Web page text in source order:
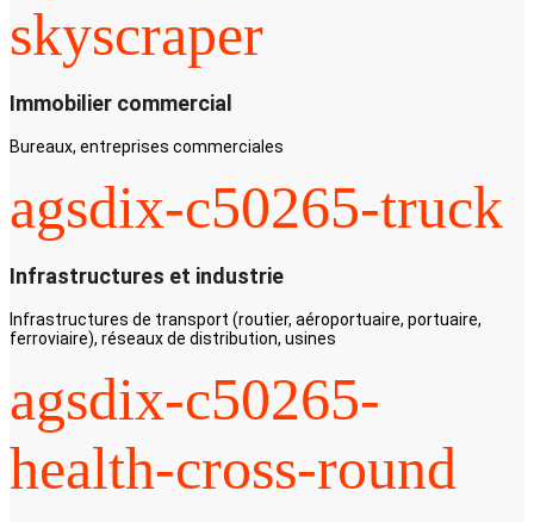
skyscraper
Immobilier commercial
Bureaux, entreprises commerciales
agsdix-c50265-truck
Infrastructures et industrie
Infrastructures de transport (routier, aéroportuaire, portuaire,
ferroviaire), réseaux de distribution, usines
agsdix-c50265-
health-cross-round